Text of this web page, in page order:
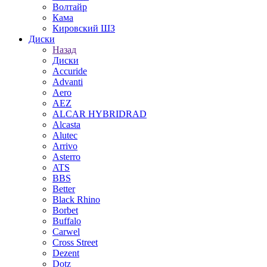
Волтайр
Кама
Кировский ШЗ
Диски
Назад
Диски
Accuride
Advanti
Aero
AEZ
ALCAR HYBRIDRAD
Alcasta
Alutec
Arrivo
Asterro
ATS
BBS
Better
Black Rhino
Borbet
Buffalo
Carwel
Cross Street
Dezent
Dotz